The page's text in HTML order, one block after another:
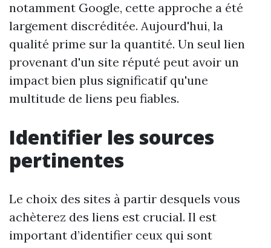
notamment Google, cette approche a été
largement discréditée. Aujourd'hui, la
qualité prime sur la quantité. Un seul lien
provenant d'un site réputé peut avoir un
impact bien plus significatif qu'une
multitude de liens peu fiables.
Identifier les sources
pertinentes
Le choix des sites à partir desquels vous
achèterez des liens est crucial. Il est
important d’identifier ceux qui sont